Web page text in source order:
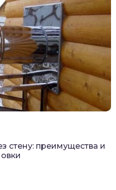
стену: преимущества и